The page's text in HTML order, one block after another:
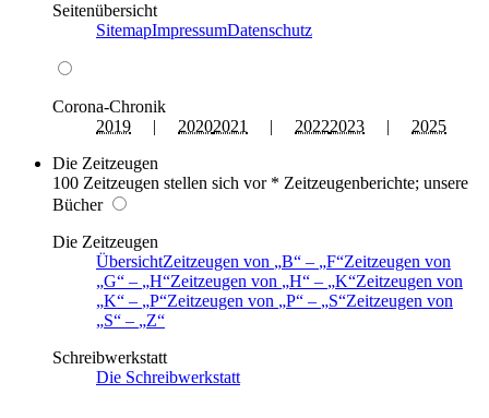
Seitenübersicht
SitemapImpressumDatenschutz
Corona-Chronik
2019 | 20202021 | 20222023 | 2025
Die Zeitzeugen
100 Zeitzeugen stellen sich vor * Zeitzeugenberichte; unsere
Bücher
Die Zeitzeugen
ÜbersichtZeitzeugen von B – F Zeitzeugen von
G
– H Zeitzeugen von H – K Zeitzeugen von
K
– P Zeitzeugen von P – S Zeitzeugen von
S
–
Z
Schreibwerkstatt
Die Schreibwerkstatt